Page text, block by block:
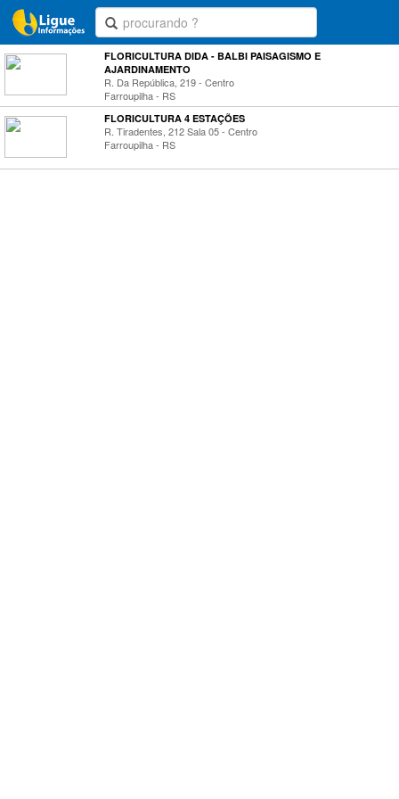
FLORICULTURA DIDA - BALBI PAISAGISMO E
AJARDINAMENTO
R. Da República, 219 - Centro
Farroupilha - RS
FLORICULTURA 4 ESTAÇÕES
R. Tiradentes, 212 Sala 05 - Centro
Farroupilha - RS